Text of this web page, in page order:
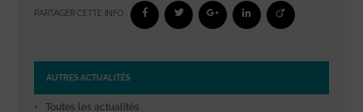
PARTAGER CETTE INFO :
AUTRES ACTUALITÉS
Toutes les actualités